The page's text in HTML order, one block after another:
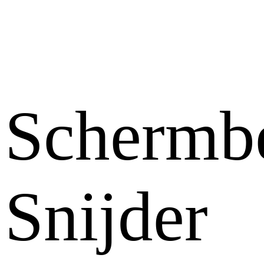
Snijder